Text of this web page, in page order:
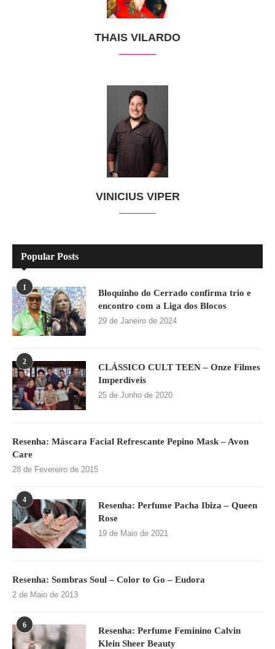
THAIS VILARDO
VINICIUS VIPER
Popular Posts
1
Bloquinho do Cerrado confirma trio e
encontro com a Liga dos Blocos
29 de Janeiro de 2024
2
CLÁSSICO CULT TEEN – Onze Filmes
Imperdíveis
25 de Junho de 2020
Resenha: Máscara Facial Refrescante Pepino Mask – Avon
Care
28 de Fevereiro de 2015
4
Resenha: Perfume Pacha Ibiza – Queen
Rose
19 de Maio de 2021
Resenha: Sombras Soul – Color to Go – Eudora
2 de Maio de 2013
6
Resenha: Perfume Feminino Calvin
Klein Sheer Beauty